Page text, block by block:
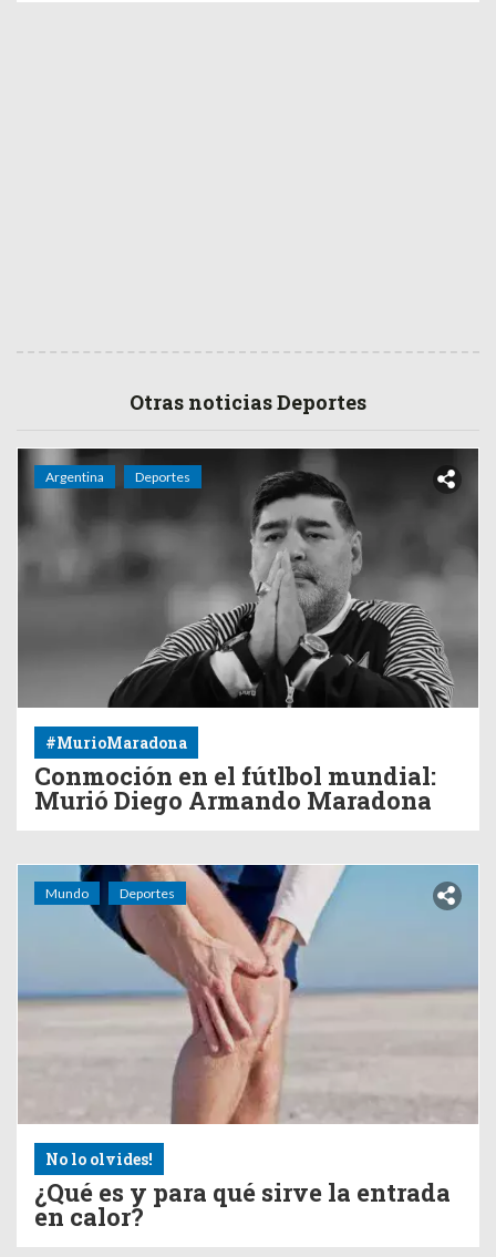
Otras noticias Deportes
Argentina Deportes
#MurioMaradona
Conmoción en el fútlbol mundial:
Murió Diego Armando Maradona
Mundo Deportes
No lo olvides!
¿Qué es y para qué sirve la entrada
en calor?